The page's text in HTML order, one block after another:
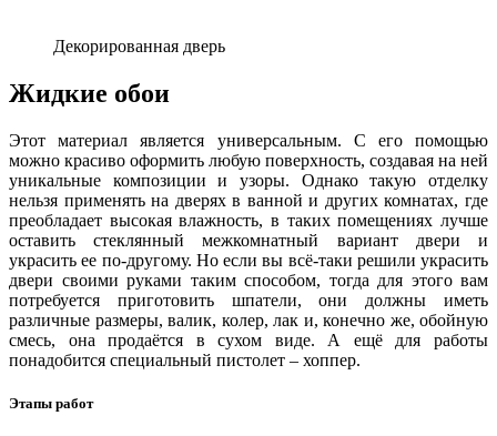
Декорированная дверь
Жидкие обои
Этот материал является универсальным. С его помощью
можно красиво оформить любую поверхность, создавая на ней
уникальные композиции и узоры. Однако такую отделку
нельзя применять на дверях в ванной и других комнатах, где
преобладает высокая влажность, в таких помещениях лучше
оставить стеклянный межкомнатный вариант двери и
украсить ее по-другому. Но если вы всё-таки решили украсить
двери своими руками таким способом, тогда для этого вам
потребуется приготовить шпатели, они должны иметь
различные размеры, валик, колер, лак и, конечно же, обойную
смесь, она продаётся в сухом виде. А ещё для работы
понадобится специальный пистолет – хоппер.
Этапы работ